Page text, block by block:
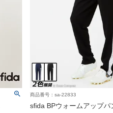
商品番号：sa-22833
sfida BPウォームアップパ